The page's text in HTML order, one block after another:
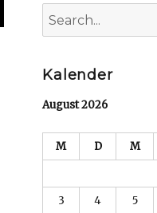
for:
Kalender
August 2026
M D M
3
4 5